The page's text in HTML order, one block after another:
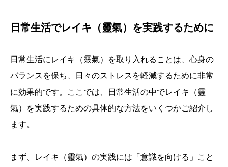
日常生活でレイキ（靈氣）を実践するために
日常生活にレイキ（靈氣）を取り入れることは、心身の
バランスを保ち、日々のストレスを軽減するために非常
に効果的です。ここでは、日常生活の中でレイキ（靈
氣）を実践するための具体的な方法をいくつかご紹介し
ます。
まず、レイキ（靈氣）の実践には「意識を向ける」こと